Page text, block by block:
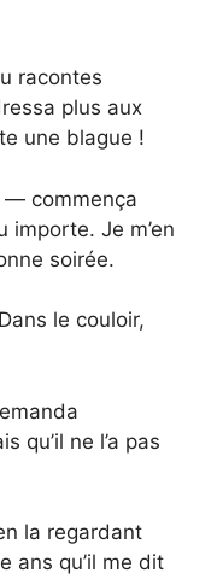
racontes
plus aux
une blague !
commença
Je m’en
soirée.
le couloir,
qu’il ne l’a pas
la regardant
ans qu’il me dit